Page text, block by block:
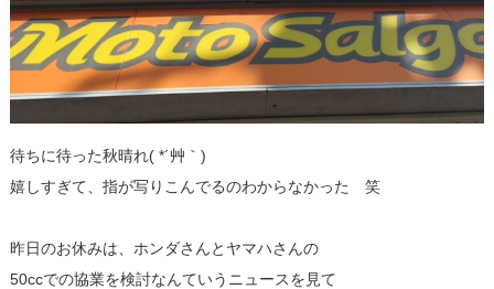
待ちに待った秋晴れ( *´艸｀)
嬉しすぎて、指が写りこんでるのわからなかった 笑
昨日のお休みは、ホンダさんとヤマハさんの
50ccでの協業を検討なんていうニュースを見て